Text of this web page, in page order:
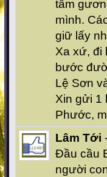
tấm
mình.
giữ lấy
Xa xứ, đi
bước
Lệ Sơn
Xin gửi 1
Phước,
Lâm Tới
Đầu cầu
người